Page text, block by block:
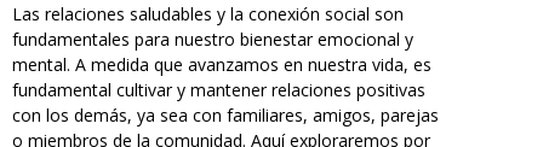
Las relaciones saludables y la conexión social son
fundamentales para nuestro bienestar emocional y
mental. A medida que avanzamos en nuestra vida, es
fundamental cultivar y mantener relaciones positivas
con los demás, ya sea con familiares, amigos, parejas
o miembros de la comunidad. Aquí exploraremos por